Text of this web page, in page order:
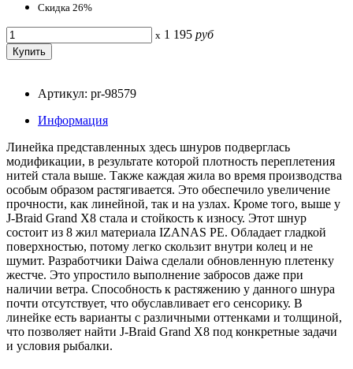
Скидка 26%
x 1 195 руб
Артикул: pr-98579
Информация
Линейка представленных здесь шнуров подверглась
модификации, в результате которой плотность переплетения
нитей стала выше. Также каждая жила во время производства
особым образом растягивается. Это обеспечило увеличение
прочности, как линейной, так и на узлах. Кроме того, выше у
J-Braid Grand X8 стала и стойкость к износу. Этот шнур
состоит из 8 жил материала IZANAS PE. Обладает гладкой
поверхностью, потому легко скользит внутри колец и не
шумит. Разработчики Daiwa сделали обновленную плетенку
жестче. Это упростило выполнение забросов даже при
наличии ветра. Способность к растяжению у данного шнура
почти отсутствует, что обуславливает его сенсорику. В
линейке есть варианты с различными оттенками и толщиной,
что позволяет найти J-Braid Grand X8 под конкретные задачи
и условия рыбалки.